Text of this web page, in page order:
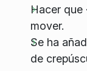
Hacer que
mover.
Se ha
de